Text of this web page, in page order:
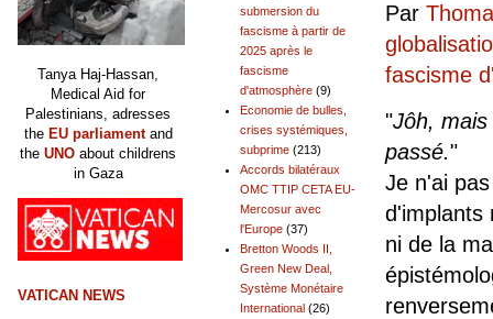
Par
fascisme
"Jôh,
passé."
Je n'ai
d'implants
ni de la
submersion du
fascisme à partir de
2025 après le
fascisme
d'atmosphère (9)
Economie de bulles,
crises systémiques,
subprime (213)
Accords bilatéraux
OMC TTIP CETA EU-
Mercosur avec
l'Europe (37)
Bretton Woods II,
Green New Deal,
Système Monétaire
International (26)
Tanya Haj-Hassan,
Medical Aid for
Palestinians, adresses
the EU parliamentand
the UNO about childrens
in Gaza
VATICAN NEWS